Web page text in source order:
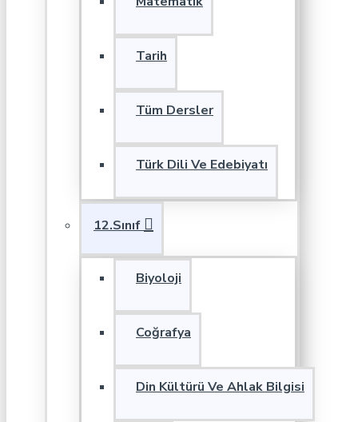
Tarih
Tüm Dersler
Türk Dili Ve Edebiyatı
12.Sınıf
Biyoloji
Coğrafya
Din Kültürü Ve Ahlak Bilgisi